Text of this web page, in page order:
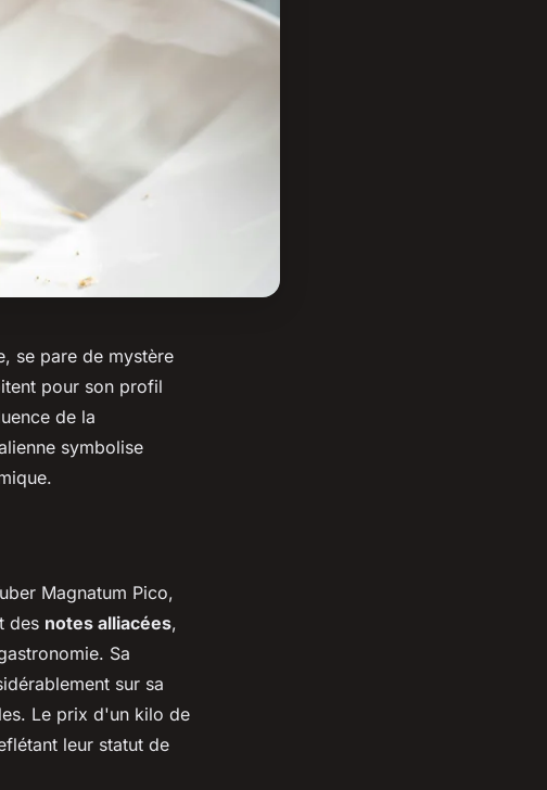
se pare de mystère
pour son profil
de la
symbolise
Magnatum Pico,
des notes alliacées,
Sa
sur sa
Le prix d'un kilo de
leur statut de